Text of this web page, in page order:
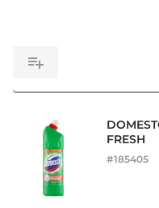
FRESH
#185405